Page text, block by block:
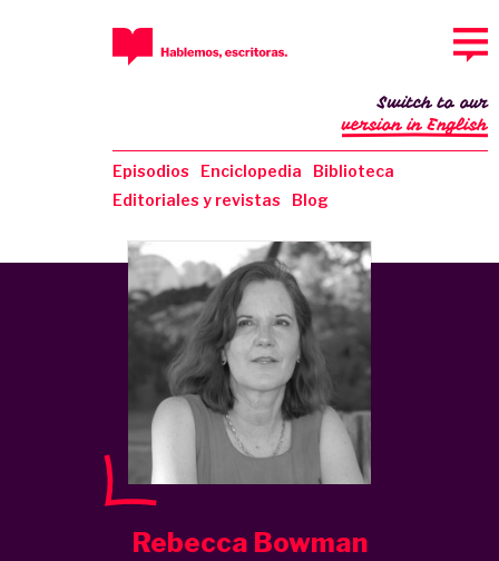
Episodios Enciclopedia
Biblioteca
Editoriales y revistas
Blog
Switch to our
version in English
Rebecca Bowman